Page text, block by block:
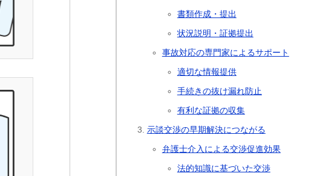
書類作成・提出
状況説明・証拠提出
事故対応の専門家によるサポート
適切な情報提供
手続きの抜け漏れ防止
有利な証拠の収集
示談交渉の早期解決につながる
弁護士介入による交渉促進効果
法的知識に基づいた交渉